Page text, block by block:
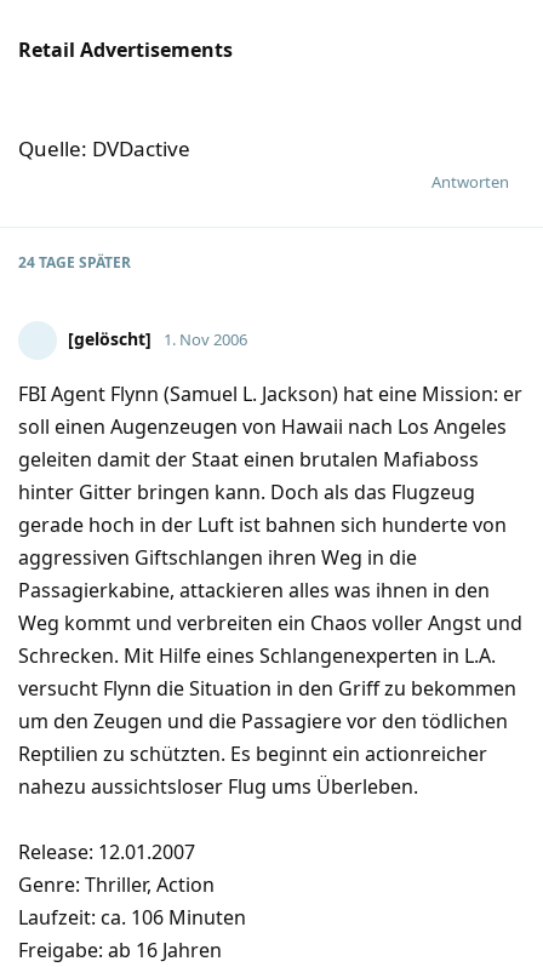
Retail Advertisements
Quelle: DVDactive
Antworten
24 TAGE SPÄTER
[gelöscht] 1. Nov 2006
FBI Agent Flynn (Samuel L. Jackson) hat eine Mission: er
soll einen Augenzeugen von Hawaii nach Los Angeles
geleiten damit der Staat einen brutalen Mafiaboss
hinter Gitter bringen kann. Doch als das Flugzeug
gerade hoch in der Luft ist bahnen sich hunderte von
aggressiven Giftschlangen ihren Weg in die
Passagierkabine, attackieren alles was ihnen in den
Weg kommt und verbreiten ein Chaos voller Angst und
Schrecken. Mit Hilfe eines Schlangenexperten in L.A.
versucht Flynn die Situation in den Griff zu bekommen
um den Zeugen und die Passagiere vor den tödlichen
Reptilien zu schützten. Es beginnt ein actionreicher
nahezu aussichtsloser Flug ums Überleben.
Release: 12.01.2007
Genre: Thriller, Action
Laufzeit: ca. 106 Minuten
Freigabe: ab 16 Jahren